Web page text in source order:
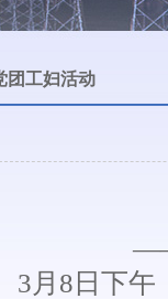
团工妇活动
8日下午